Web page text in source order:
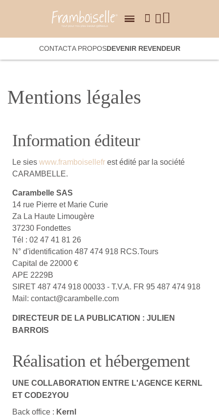
CONTACTA PROPOSDEVENIR REVENDEUR
Mentions légales
Information éditeur
Le sies www.framboisellefr est édité par la société
CARAMBELLE.
Carambelle SAS
14 rue Pierre et Marie Curie
Za La Haute Limougère
37230 Fondettes
Tél : 02 47 41 81 26
N° d'identification 487 474 918 RCS.Tours
Capital de 22000 €
APE 2229B
SIRET 487 474 918 00033 - T.V.A. FR 95 487 474 918
Mail: contact@carambelle.com
DIRECTEUR DE LA PUBLICATION : JULIEN
BARROIS
Réalisation et hébergement
UNE COLLABORATION ENTRE L'AGENCE KERNL
ET CODE2YOU
Back office : Kernl